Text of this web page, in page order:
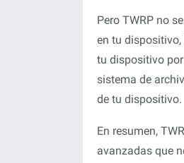
Pero TWRP no
en tu
tu dispositivo
sistema de
de tu dispositivo.
En resumen,
avanzadas que